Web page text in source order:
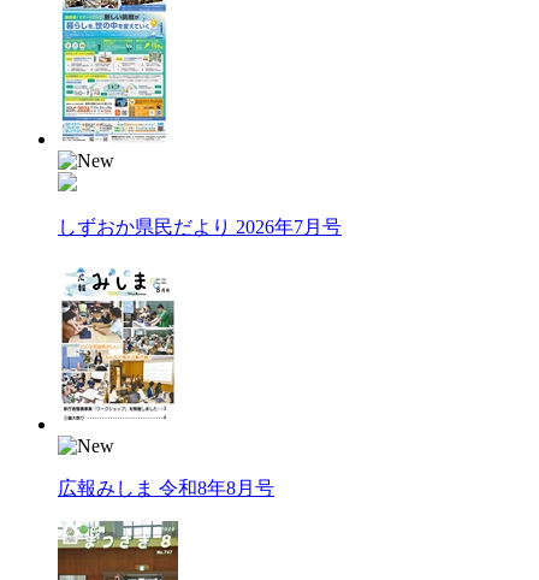
しずおか県民だより 2026年7月号
広報みしま 令和8年8月号